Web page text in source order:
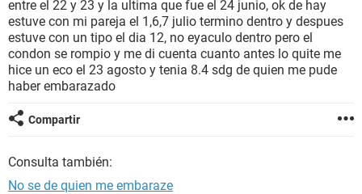
GLOSARIO
entre el 22 y 23 y la ultima que fue el 24 junio, ok de hay
estuve con mi pareja el 1,6,7 julio termino dentro y despues
estuve con un tipo el dia 12, no eyaculo dentro pero el
condon se rompio y me di cuenta cuanto antes lo quite me
hice un eco el 23 agosto y tenia 8.4 sdg de quien me pude
haber embarazado
Compartir
Consulta también:
No se de quien me embaraze